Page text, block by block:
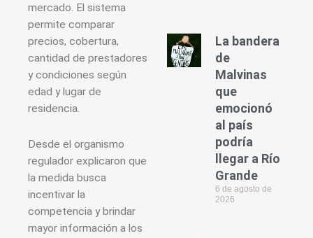
mercado. El sistema
permite comparar
precios, cobertura,
cantidad de prestadores
y condiciones según
edad y lugar de
residencia.
Desde el organismo
regulador explicaron que
la medida busca
incentivar la
competencia y brindar
mayor información a los
La bandera
de
Malvinas
que
emocionó
al país
podría
llegar a Río
Grande
6 de agosto de
2026